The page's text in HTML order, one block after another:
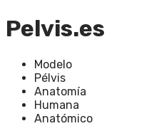
Pelvis.es
Modelo
Pélvis
Anatomía
Humana
Anatómico